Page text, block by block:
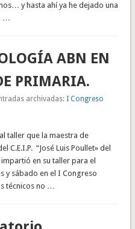
y hasta ahí ya he dejado una
…
ABN EN
PRIMARIA.
archivadas: I Congreso
taller que la maestra de
C.E.I.P. “José Luis Poullet» del
en su taller para el
y sábado en el I Congreso
técnicos no …